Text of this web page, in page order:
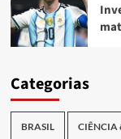
Categorias
BRASIL CIÊNCIA